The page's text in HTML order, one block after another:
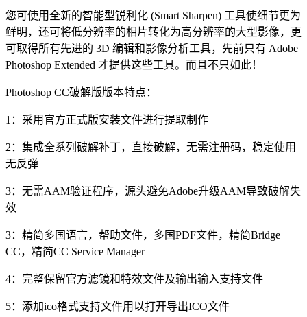
您可使用全新的智能型锐利化 (Smart Sharpen) 工具使细节更为
鲜明，还可将低分辨率的相片转化为高分辨率的大型影像，更
可取得所有先进的 3D 编辑和影像分析工具，先前只有 Adobe
Photoshop Extended 才提供这些工具。而且不只如此！
Photoshop CC破解版版本特点：
1：采用官方正式版安装文件进行提取制作
2：集成全系列破解补丁，直接破解，无需注册码，稳定使用
无反弹
3：无需AAM验证程序，源头避免Adobe升级AAM导致破解失
效
3：精简多国语言，帮助文件，多国PDF文件，精简Bridge
CC，精简CC Service Manager
4：完整保留官方滤镜和特效文件及输出输入支持文件
5：添加ico格式支持文件用以打开导出ICO文件